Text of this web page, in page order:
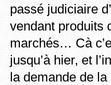
passé judiciaire
vendant produits
marchés… Cà
jusqu’à hier, et
la demande de